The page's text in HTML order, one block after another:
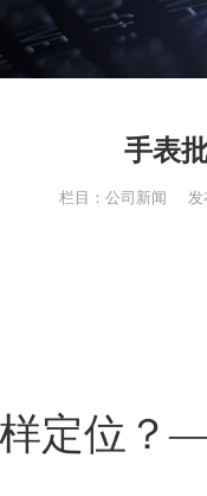
手表
栏目：公司新闻 发
定位？